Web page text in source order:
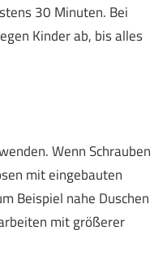
30 Minuten. Bei
Kinder ab, bis alles
Wenn Schrauben
mit eingebauten
Beispiel nahe Duschen
mit größerer